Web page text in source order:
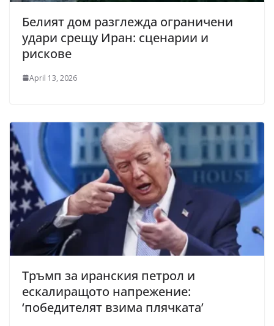
Белият дом разглежда ограничени
удари срещу Иран: сценарии и
рискове
April 13, 2026
Тръмп за иранския петрол и
ескалиращото напрежение:
‘победителят взима плячката’